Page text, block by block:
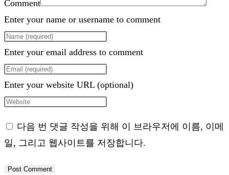
Comment
Enter your name or username to comment
Enter your email address to comment
Enter your website URL (optional)
다음 번 댓글 작성을 위해 이 브라우저에 이름, 이메
일, 그리고 웹사이트를 저장합니다.